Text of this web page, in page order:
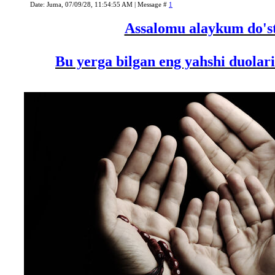
Date: Juma, 07/09/28, 11:54:55 AM | Message # 1
Assalomu alaykum
Bu yerga bilgan eng yahshi